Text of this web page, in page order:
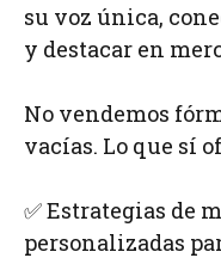
su voz única,
y destacar en
No vendemos
vacías. Lo que sí
✅ Estrategias de
personalizadas